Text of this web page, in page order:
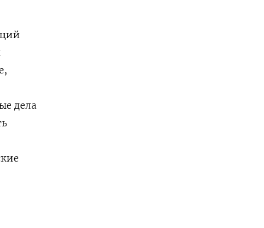
дела